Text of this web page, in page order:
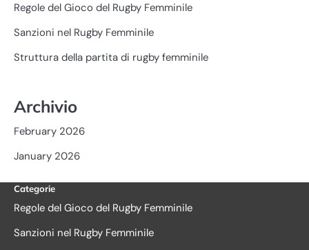
Regole del Gioco del Rugby Femminile
Sanzioni nel Rugby Femminile
Struttura della partita di rugby femminile
Archivio
February 2026
January 2026
Categorie
Regole del Gioco del Rugby Femminile
Sanzioni nel Rugby Femminile